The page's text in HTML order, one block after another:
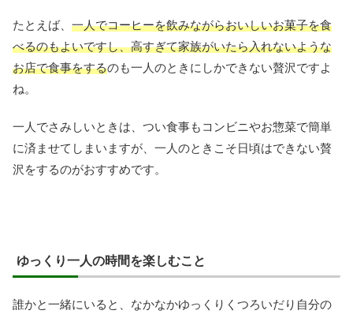
たとえば、 一人でコーヒーを飲みながらおいしいお菓子を食
べるのもよいですし、高すぎて家族がいたら入れないような
お店で食事をするのも一人のときにしかできない贅沢ですよ
ね。
一人でさみしいときは、つい食事もコンビニやお惣菜で簡単
に済ませてしまいますが、一人のときこそ日頃はできない贅
沢をするのがおすすめです。
ゆっくり一人の時間を楽しむこと
誰かと一緒にいると、なかなかゆっくりくつろいだり自分の